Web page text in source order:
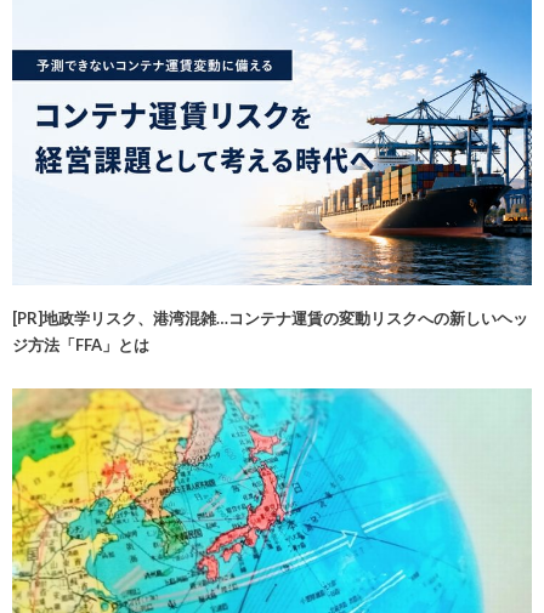
[PR]地政学リスク、港湾混雑…コンテナ運賃の変動リスクへの新しいヘッ
ジ方法「FFA」とは